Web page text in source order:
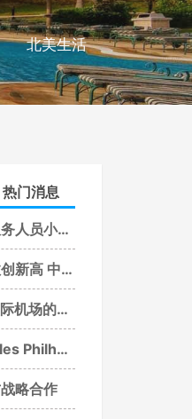
北美生活
热门消息
员小费？
乘客促增长
费旅游行程
Association
略合作